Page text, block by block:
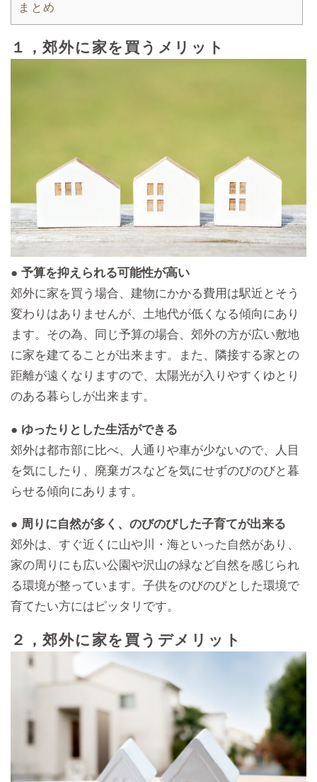
まとめ
１，郊外に家を買うメリット
● 予算を抑えられる可能性が高い
郊外に家を買う場合、建物にかかる費用は駅近とそう
変わりはありませんが、土地代が低くなる傾向にあり
ます。その為、同じ予算の場合、郊外の方が広い敷地
に家を建てることが出来ます。また、隣接する家との
距離が遠くなりますので、太陽光が入りやすくゆとり
のある暮らしが出来ます。
● ゆったりとした生活ができる
郊外は都市部に比べ、人通りや車が少ないので、人目
を気にしたり、廃棄ガスなどを気にせずのびのびと暮
らせる傾向にあります。
● 周りに自然が多く、のびのびした子育てが出来る
郊外は、すぐ近くに山や川・海といった自然があり、
家の周りにも広い公園や沢山の緑など自然を感じられ
る環境が整っています。子供をのびのびとした環境で
育てたい方にはピッタリです。
２，郊外に家を買うデメリット